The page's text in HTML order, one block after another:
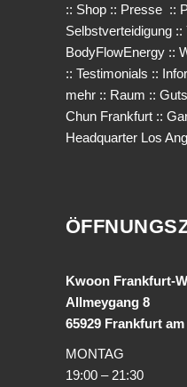
:: Shop :: Presse ::
Selbstverteidigung ::
BodyFlowEnergy ::
:: Testimonials ::
mehr :: Raum ::
Chun Frankfurt ::
Headquarter Los
Kwoon Frankfurt-
Allmeygang 8
65929 Frankfurt
MONTAG
19:00 – 21:30